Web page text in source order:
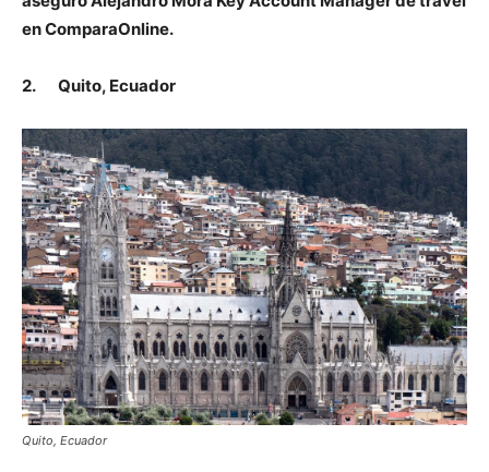
en ComparaOnline.
2. Quito, Ecuador
Quito, Ecuador